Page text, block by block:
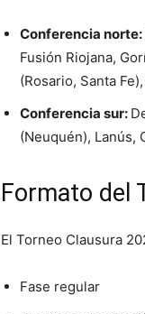
Conferencia norte:
Fusión Riojana,
(Rosario, Santa
Conferencia sur:
(Neuquén), Lanús,
Formato del
El Torneo Clausura
Fase regular